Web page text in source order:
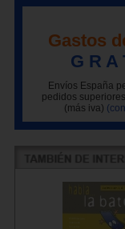
Gastos
G R A
Envíos España
pedidos
(más iva)